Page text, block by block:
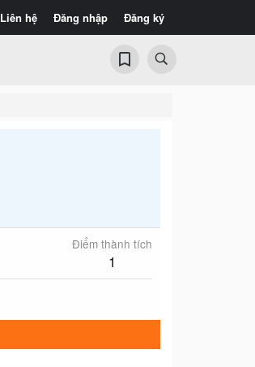
Liên hệ Đăng nhập Đăng ký
Điểm thành tích
1